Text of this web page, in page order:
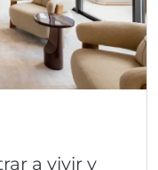
a vivir y